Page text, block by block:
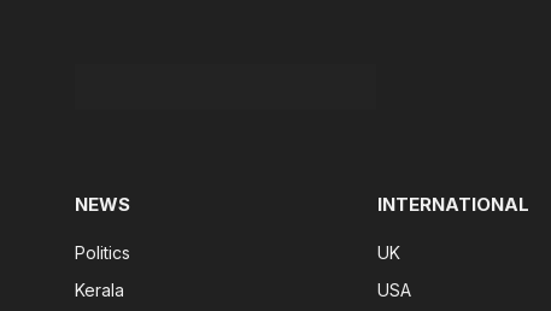
NEWS
Politics
Kerala
INTERNATIONAL
UK
USA